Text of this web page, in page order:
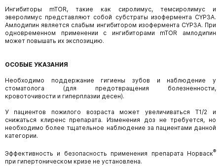
Ингибиторы mTOR, такие как сиролимус, темсиролимус и
эверолимус представляют собой субстраты изофермента CYP3A.
Амлодипин является слабым ингибитором изофермента CYP3A. При
одновременном применении с ингибиторами mTOR амлодипин
может повышать их экспозицию.
ОСОБЫЕ УКАЗАНИЯ
Необходимо поддержание гигиены зубов и наблюдение у
стоматолога (для предотвращения болезненности,
кровоточивости и гиперплазии десен).
У пациентов пожилого возраста может увеличиваться Т1/2 и
снижаться клиренс препарата. Изменения доз не требуется, но
необходимо более тщательное наблюдение за пациентами данной
категории.
Эффективность и безопасность применения препарата Норваск®
при гипертоническом кризе не установлена.